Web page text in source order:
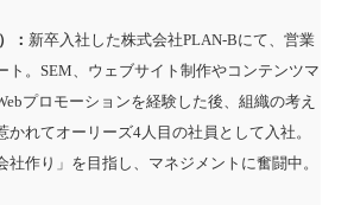
： 新卒入社した株式会社PLAN-Bにて、営業
ト。SEM、ウェブサイト制作やコンテンツマ
プロモーションを経験した後、組織の考え
かれてオーリーズ4人目の社員として入社。
社作り」を目指し、マネジメントに奮闘中。